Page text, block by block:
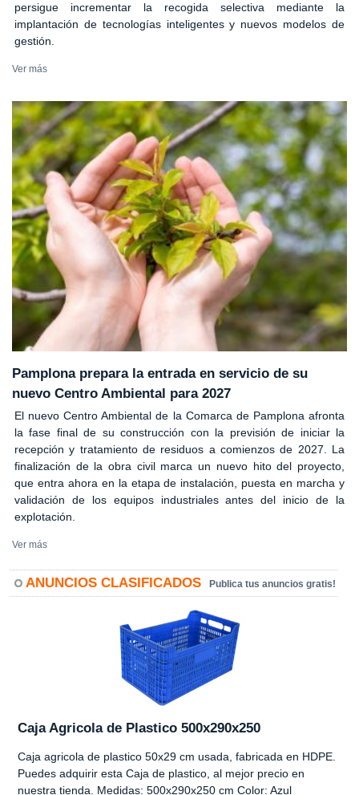
persigue incrementar la recogida selectiva mediante la
implantación de tecnologías inteligentes y nuevos modelos de
gestión.
Ver más
Pamplona prepara la entrada en servicio de su
nuevo Centro Ambiental para 2027
El nuevo Centro Ambiental de la Comarca de Pamplona afronta
la fase final de su construcción con la previsión de iniciar la
recepción y tratamiento de residuos a comienzos de 2027. La
finalización de la obra civil marca un nuevo hito del proyecto,
que entra ahora en la etapa de instalación, puesta en marcha y
validación de los equipos industriales antes del inicio de la
explotación.
Ver más
ANUNCIOS CLASIFICADOS Publica tus anuncios gratis!
Caja Agricola de Plastico 500x290x250
Caja agricola de plastico 50x29 cm usada, fabricada en HDPE.
Puedes adquirir esta Caja de plastico, al mejor precio en
nuestra tienda. Medidas: 500x290x250 cm Color: Azul